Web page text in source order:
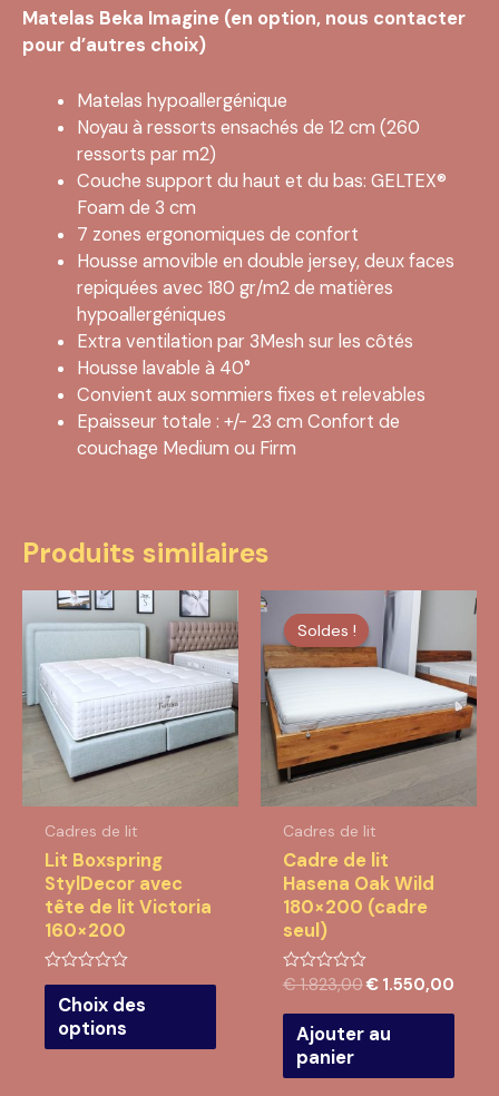
Matelas Beka Imagine (en option, nous contacter
pour d’autres choix)
Matelas hypoallergénique
Noyau à ressorts ensachés de 12 cm (260
ressorts par m2)
Couche support du haut et du bas: GELTEX®
Foam de 3 cm
7 zones ergonomiques de confort
Housse amovible en double jersey, deux faces
repiquées avec 180 gr/m2 de matières
hypoallergéniques
Extra ventilation par 3Mesh sur les côtés
Housse lavable à 40°
Convient aux sommiers fixes et relevables
Epaisseur totale : +/- 23 cm Confort de
couchage Medium ou Firm
Produits similaires
Cadres de lit
Lit Boxspring
StylDecor avec
tête de lit Victoria
160×200
Note
sur
Choix des
options
Ce
Soldes !
Soldes !
Cadres de lit
Cadre de lit
Hasena Oak Wild
180×200 (cadre
seul)
Note
sur
€1.823,00Le
initial
était :
€1.550,00Le
Ajouter au
panier